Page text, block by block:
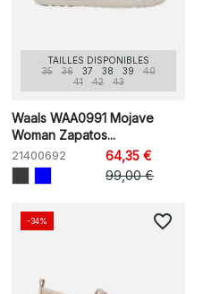
TAILLES DISPONIBLES
35
36 37 38 39
40
41
42 43
Waals WAA0991 Mojave
Woman Zapatos...
21400692
64,35 €
99,00 €
-34% favorite_border